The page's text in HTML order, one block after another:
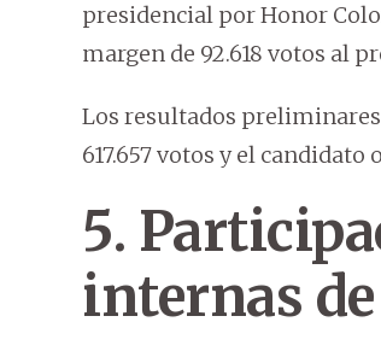
presidencial por Honor
margen de 92.618 votos al
Los resultados
617.657 votos y el
5.
internas